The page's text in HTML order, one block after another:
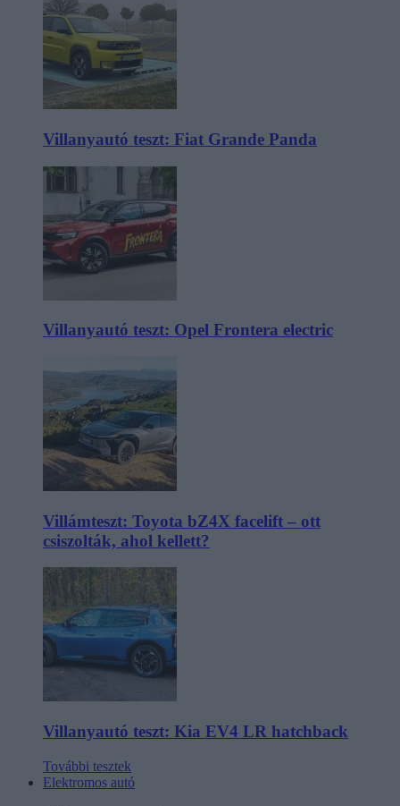
Villanyautó teszt: Fiat Grande Panda
Villanyautó teszt: Opel Frontera electric
Villámteszt: Toyota bZ4X facelift – ott
csiszolták, ahol kellett?
Villanyautó teszt: Kia EV4 LR hatchback
További tesztek
Elektromos autó